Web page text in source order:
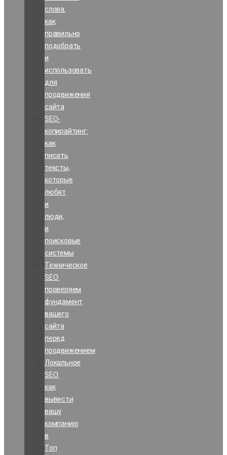
слова:
как
правильно
подобрать
и
использовать
для
продвижения
сайта
SEO-
копирайтинг:
как
писать
тексты,
которые
любят
и
люди,
и
поисковые
системы
Техническое
SEO:
проверяем
фундамент
вашего
сайта
перед
продвижением
Локальное
SEO:
как
вывести
вашу
компанию
в
Топ